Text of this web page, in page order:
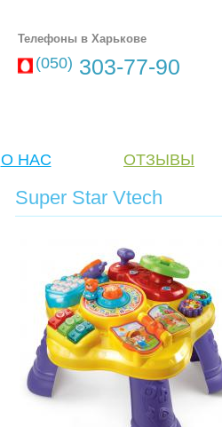
Телефоны в Харькове
(050) 303-77-90
О НАС ОТЗЫВЫ
Super Star Vtech